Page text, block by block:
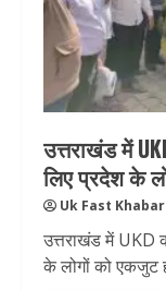
उत्तराखंड में
लिए प्रदेश के
Uk Fast Khabar
उत्तराखंड में UKD
के लोगों को एकजुट